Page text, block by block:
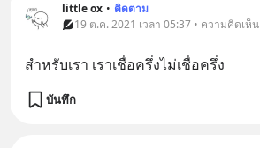
little ox • ติดตาม
19 ต.ค. 2021 เวลา 05:37 • ความคิดเห็น
สำหรับเรา เราเชื่อครึ่งไม่เชื่อครึ่ง
บันทึก